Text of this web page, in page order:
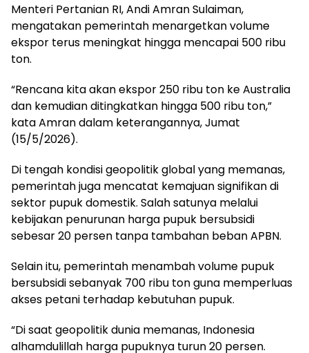
Menteri Pertanian RI, Andi Amran Sulaiman,
mengatakan pemerintah menargetkan volume
ekspor terus meningkat hingga mencapai 500 ribu
ton.
“Rencana kita akan ekspor 250 ribu ton ke Australia
dan kemudian ditingkatkan hingga 500 ribu ton,”
kata Amran dalam keterangannya, Jumat
(15/5/2026).
Di tengah kondisi geopolitik global yang memanas,
pemerintah juga mencatat kemajuan signifikan di
sektor pupuk domestik. Salah satunya melalui
kebijakan penurunan harga pupuk bersubsidi
sebesar 20 persen tanpa tambahan beban APBN.
Selain itu, pemerintah menambah volume pupuk
bersubsidi sebanyak 700 ribu ton guna memperluas
akses petani terhadap kebutuhan pupuk.
“Di saat geopolitik dunia memanas, Indonesia
alhamdulillah harga pupuknya turun 20 persen.